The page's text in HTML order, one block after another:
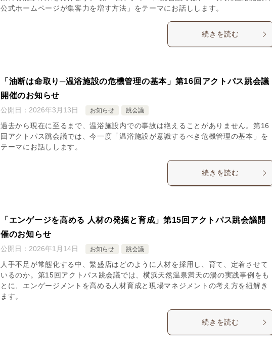
公式ホームページが集客力を増す方法」をテーマにお話しします。
続きを読む
「油断は命取り─温浴施設の危機管理の基本」第16回アクトパス跳会議
開催のお知らせ
公開日： 2026年3月13日 お知らせ 跳会議
過去から現在に至るまで、温浴施設内での事故は絶えることがありません。第16
回アクトパス跳会議では、今一度「温浴施設が意識するべき危機管理の基本」を
テーマにお話しします。
続きを読む
「エンゲージを高める 人材の発掘と育成」第15回アクトパス跳会議開
催のお知らせ
公開日： 2026年1月14日 お知らせ 跳会議
人手不足が常態化する中、繁盛店はどのように人材を採用し、育て、定着させて
いるのか。第15回アクトパス跳会議では、横浜天然温泉満天の湯の実践事例をも
とに、エンゲージメントを高める人材育成と現場マネジメントの考え方を紐解き
ます。
続きを読む